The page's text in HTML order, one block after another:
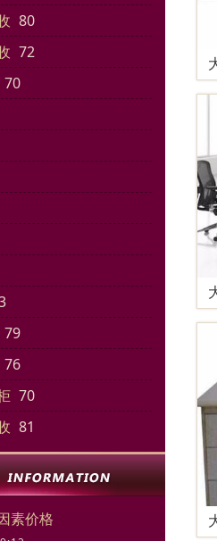
80
72
70
79
76
70
81
素价格